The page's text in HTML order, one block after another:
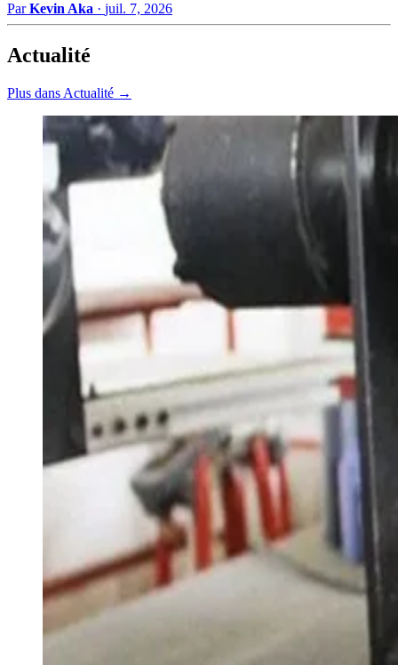
ParKevin Aka · juil. 7, 2026
Actualité
Plus dans Actualité →